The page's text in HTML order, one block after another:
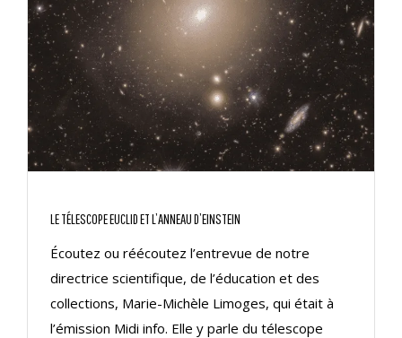
LE TÉLESCOPE EUCLID ET L’ANNEAU D’EINSTEIN
Écoutez ou réécoutez l’entrevue de notre
directrice scientifique, de l’éducation et des
collections, Marie-Michèle Limoges, qui était à
l’émission Midi info. Elle y parle du télescope